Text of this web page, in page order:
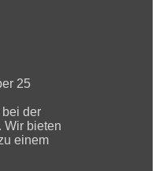
25
bei der
Wir bieten
einem